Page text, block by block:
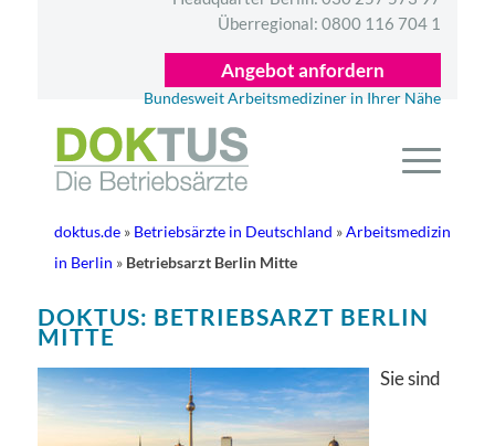
Überregional: 0800 116 704 1
Angebot anfordern
Bundesweit Arbeitsmediziner in Ihrer Nähe
doktus.de» Betriebsärzte in Deutschland »Arbeitsmedizin
in Berlin » Betriebsarzt Berlin Mitte
DOKTUS: BETRIEBSARZT BERLIN
MITTE
Sie sind